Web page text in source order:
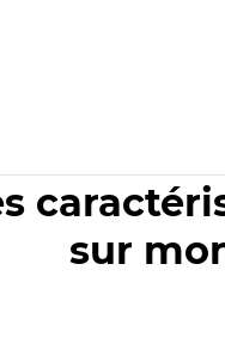
sur